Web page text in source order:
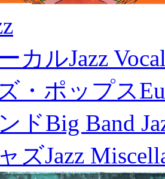
カルJazz
・ポップス
ドBig Band
ズJazz